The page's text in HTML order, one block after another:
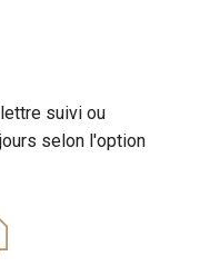
suivi ou
selon l'option